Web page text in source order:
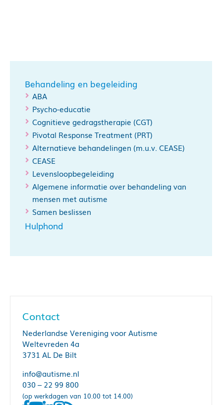
Behandeling en begeleiding
ABA
Psycho-educatie
Cognitieve gedragstherapie (CGT)
Pivotal Response Treatment (PRT)
Alternatieve behandelingen (m.u.v. CEASE)
CEASE
Levensloopbegeleiding
Algemene informatie over behandeling van
mensen met autisme
Samen beslissen
Hulphond
Contact
Nederlandse Vereniging voor Autisme
Weltevreden 4a
3731 AL De Bilt
info@autisme.nl
030 – 22 99 800
(op werkdagen van 10.00 tot 14.00)